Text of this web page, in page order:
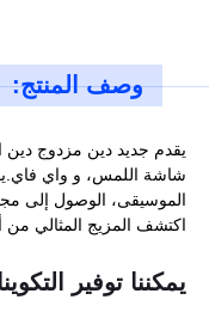
وصف المنتج:
الموسيقى، الوصول إلى
اكتشف المزيج المثالي
يمكننا توفير